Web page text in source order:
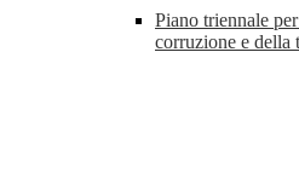
Piano triennale
corruzione e della